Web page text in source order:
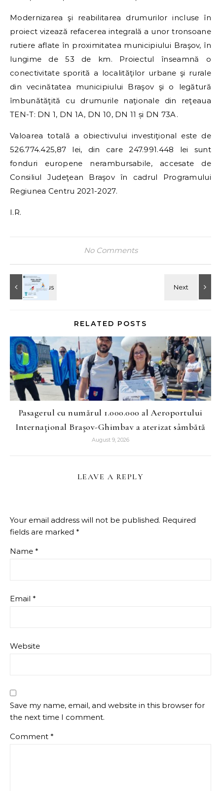
Modernizarea şi reabilitarea drumurilor incluse în
proiect vizează refacerea integrală a unor tronsoane
rutiere aflate în proximitatea municipiului Braşov, în
lungime de 53 de km. Proiectul înseamnă o
conectivitate sporită a localităţilor urbane şi rurale
din vecinătatea municipiului Braşov şi o legătură
îmbunătăţită cu drumurile naţionale din reţeaua
TEN-T: DN 1, DN 1A, DN 10, DN 11 și DN 73A.
Valoarea totală a obiectivului investiţional este de
526.774.425,87 lei, din care 247.991.448 lei sunt
fonduri europene nerambursabile, accesate de
Consiliul Judeţean Braşov în cadrul Programului
Regiunea Centru 2021-2027.
I.R.
No Comments
RELATED POSTS
Pasagerul cu numărul 1.000.000 al Aeroportului
Internaţional Braşov-Ghimbav a aterizat sâmbătă
August 9, 2026
LEAVE A REPLY
Your email address will not be published. Required
fields are marked *
Name *
Email *
Website
Save my name, email, and website in this browser for
the next time I comment.
Comment *